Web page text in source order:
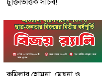
চুক্তিভিত্তিক সচিব!